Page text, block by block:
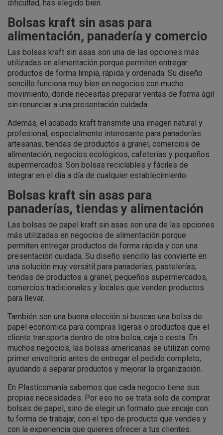
dificultad, has elegido bien.
Bolsas kraft sin asas para
alimentación, panadería y comercio
Las bolsas kraft sin asas son una de las opciones más
utilizadas en alimentación porque permiten entregar
productos de forma limpia, rápida y ordenada. Su diseño
sencillo funciona muy bien en negocios con mucho
movimiento, donde necesitas preparar ventas de forma ágil
sin renunciar a una presentación cuidada.
Además, el acabado kraft transmite una imagen natural y
profesional, especialmente interesante para panaderías
artesanas, tiendas de productos a granel, comercios de
alimentación, negocios ecológicos, cafeterías y pequeños
supermercados. Son bolsas reciclables y fáciles de
integrar en el día a día de cualquier establecimiento.
Bolsas kraft sin asas para
panaderías, tiendas y alimentación
Las bolsas de papel kraft sin asas son una de las opciones
más utilizadas en negocios de alimentación porque
permiten entregar productos de forma rápida y con una
presentación cuidada. Su diseño sencillo las convierte en
una solución muy versátil para panaderías, pastelerías,
tiendas de productos a granel, pequeños supermercados,
comercios tradicionales y locales que venden productos
para llevar.
También son una buena elección si buscas una bolsa de
papel económica para compras ligeras o productos que el
cliente transporta dentro de otra bolsa, caja o cesta. En
muchos negocios, las bolsas americanas se utilizan como
primer envoltorio antes de entregar el pedido completo,
ayudando a separar productos y mejorar la organización.
En Plasticomania sabemos que cada negocio tiene sus
propias necesidades. Por eso no se trata solo de comprar
bolsas de papel, sino de elegir un formato que encaje con
tu forma de trabajar, con el tipo de producto que vendes y
con la experiencia que quieres ofrecer a tus clientes.